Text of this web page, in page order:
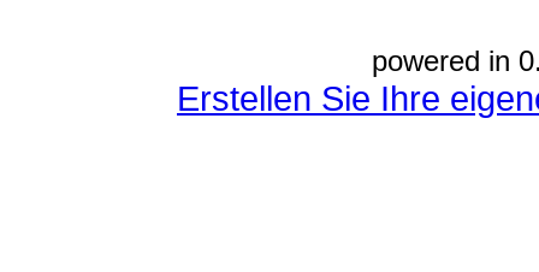
powered in
Erstellen Sie Ihre